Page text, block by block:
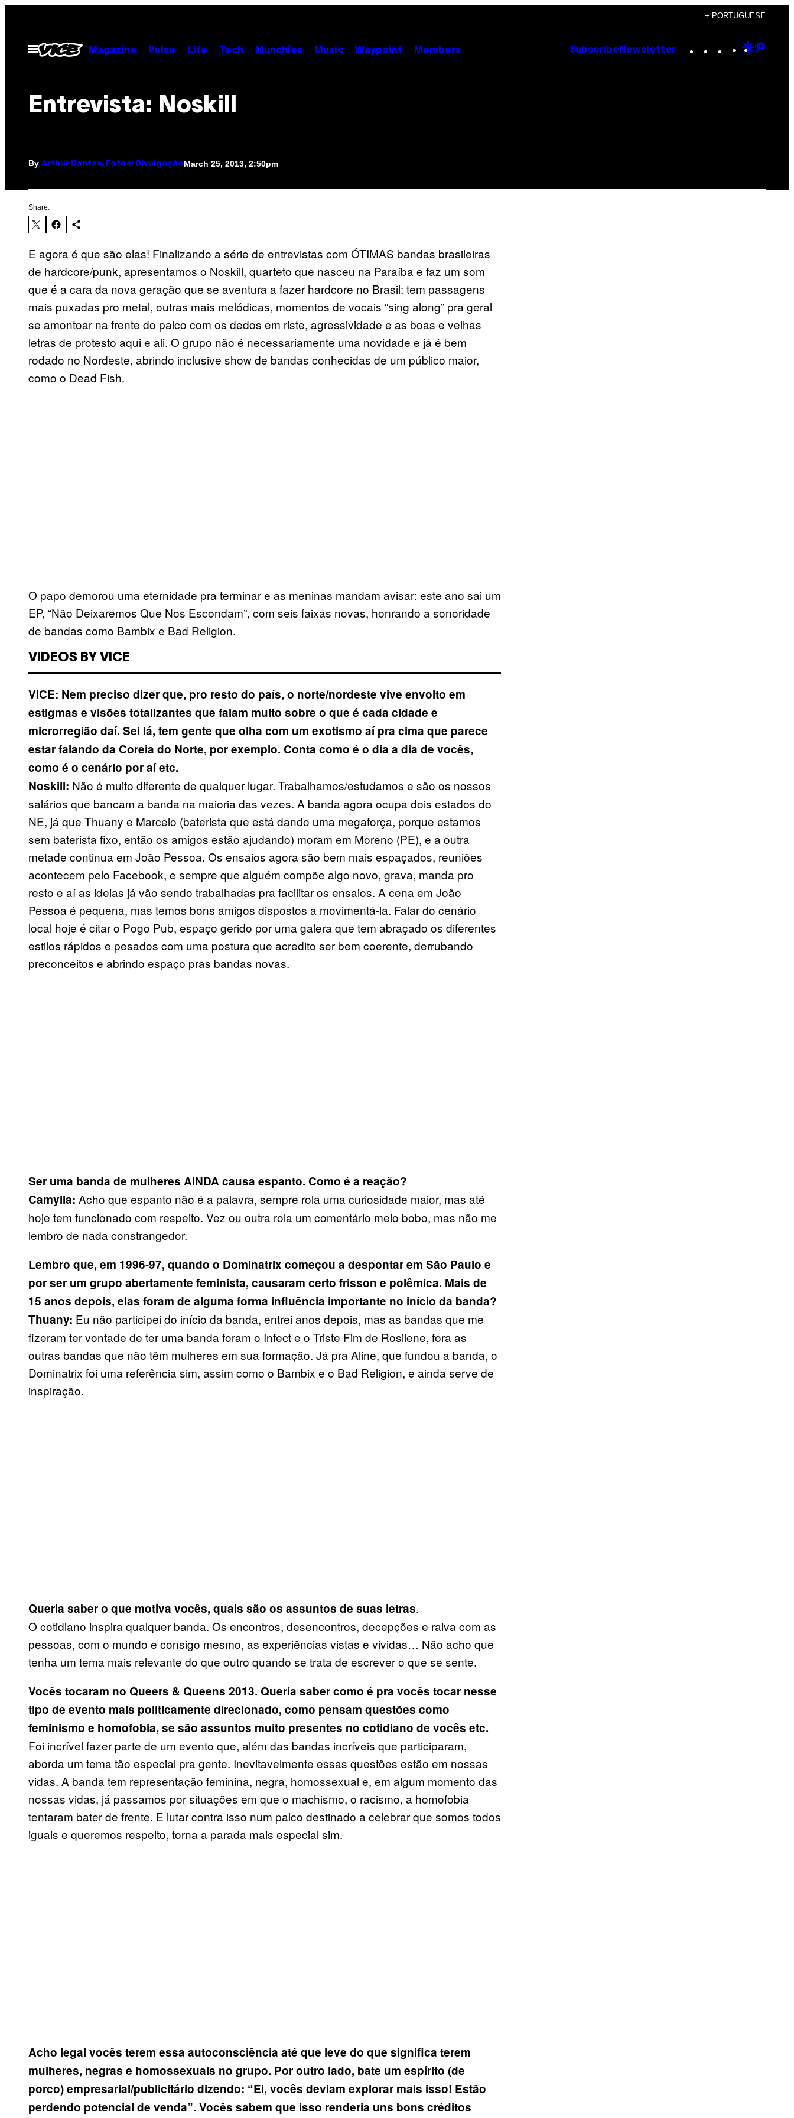
content
+ PORTUGUESE
Open
Menu
Magazine Pulse Life Tech Munchies Music Waypoint Members Subscribe Newsletter Instagram
TikTok
YouTube
Google
Entrevista: Noskill
By Arthur Dantas, Fotos: DivulgaçãoMarch 25, 2013, 2:50pm
Share:
E agora é que são elas! Finalizando a série de entrevistas com ÓTIMAS bandas brasileiras
de hardcore/punk, apresentamos o Noskill, quarteto que nasceu na Paraíba e faz um som
que é a cara da nova geração que se aventura a fazer hardcore no Brasil: tem passagens
mais puxadas pro metal, outras mais melódicas, momentos de vocais “sing along” pra geral
se amontoar na frente do palco com os dedos em riste, agressividade e as boas e velhas
letras de protesto aqui e ali. O grupo não é necessariamente uma novidade e já é bem
rodado no Nordeste, abrindo inclusive show de bandas conhecidas de um público maior,
como o Dead Fish.
O papo demorou uma eternidade pra terminar e as meninas mandam avisar: este ano sai um
EP, “Não Deixaremos Que Nos Escondam”, com seis faixas novas, honrando a sonoridade
de bandas como Bambix e Bad Religion.
VIDEOS BY VICE
VICE: Nem preciso dizer que, pro resto do país, o norte/nordeste vive envolto em
estigmas e visões totalizantes que falam muito sobre o que é cada cidade e
microrregião daí. Sei lá, tem gente que olha com um exotismo aí pra cima que parece
estar falando da Coreia do Norte, por exemplo. Conta como é o dia a dia de vocês,
como é o cenário por aí etc.
Noskill: Não é muito diferente de qualquer lugar. Trabalhamos/estudamos e são os nossos
salários que bancam a banda na maioria das vezes. A banda agora ocupa dois estados do
NE, já que Thuany e Marcelo (baterista que está dando uma megaforça, porque estamos
sem baterista fixo, então os amigos estão ajudando) moram em Moreno (PE), e a outra
metade continua em João Pessoa. Os ensaios agora são bem mais espaçados, reuniões
acontecem pelo Facebook, e sempre que alguém compõe algo novo, grava, manda pro
resto e aí as ideias já vão sendo trabalhadas pra facilitar os ensaios. A cena em João
Pessoa é pequena, mas temos bons amigos dispostos a movimentá-la. Falar do cenário
local hoje é citar o Pogo Pub, espaço gerido por uma galera que tem abraçado os diferentes
estilos rápidos e pesados com uma postura que acredito ser bem coerente, derrubando
preconceitos e abrindo espaço pras bandas novas.
Ser uma banda de mulheres AINDA causa espanto. Como é a reação?
Camylla: Acho que espanto não é a palavra, sempre rola uma curiosidade maior, mas até
hoje tem funcionado com respeito. Vez ou outra rola um comentário meio bobo, mas não me
lembro de nada constrangedor.
Lembro que, em 1996-97, quando o Dominatrix começou a despontar em São Paulo e
por ser um grupo abertamente feminista, causaram certo frisson e polêmica. Mais de
15 anos depois, elas foram de alguma forma influência importante no início da banda?
Thuany: Eu não participei do início da banda, entrei anos depois, mas as bandas que me
fizeram ter vontade de ter uma banda foram o Infect e o Triste Fim de Rosilene, fora as
outras bandas que não têm mulheres em sua formação. Já pra Aline, que fundou a banda, o
Dominatrix foi uma referência sim, assim como o Bambix e o Bad Religion, e ainda serve de
inspiração.
Queria saber o que motiva vocês, quais são os assuntos de suas letras.
O cotidiano inspira qualquer banda. Os encontros, desencontros, decepções e raiva com as
pessoas, com o mundo e consigo mesmo, as experiências vistas e vividas… Não acho que
tenha um tema mais relevante do que outro quando se trata de escrever o que se sente.
Vocês tocaram no Queers & Queens 2013. Queria saber como é pra vocês tocar nesse
tipo de evento mais politicamente direcionado, como pensam questões como
feminismo e homofobia, se são assuntos muito presentes no cotidiano de vocês etc.
Foi incrível fazer parte de um evento que, além das bandas incríveis que participaram,
aborda um tema tão especial pra gente. Inevitavelmente essas questões estão em nossas
vidas. A banda tem representação feminina, negra, homossexual e, em algum momento das
nossas vidas, já passamos por situações em que o machismo, o racismo, a homofobia
tentaram bater de frente. E lutar contra isso num palco destinado a celebrar que somos todos
iguais e queremos respeito, torna a parada mais especial sim.
Acho legal vocês terem essa autoconsciência até que leve do que significa terem
mulheres, negras e homossexuais no grupo. Por outro lado, bate um espírito (de
porco) empresarial/publicitário dizendo: “Ei, vocês deviam explorar mais isso! Estão
perdendo potencial de venda”. Vocês sabem que isso renderia uns bons créditos